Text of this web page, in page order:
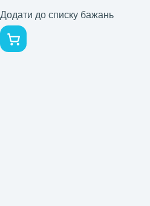
Додати до списку бажань